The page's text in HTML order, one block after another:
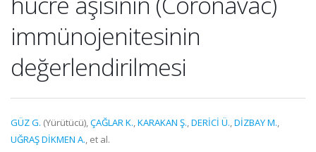
immünojenitesinin
değerlendirilmesi
GÜZ G. (Yürütücü),ÇAĞLAR K.,KARAKAN Ş.,DERİCİ Ü.,DİZBAY M.,
UĞRAŞ DİKMEN A., et al.